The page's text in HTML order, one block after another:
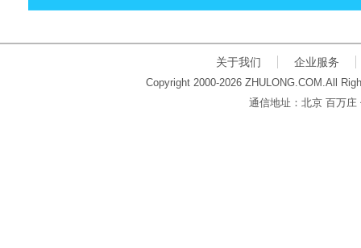
关于我们 企业服务
Copyright 2000-2026 ZHULONG.COM.All
通信地址：北京 百万